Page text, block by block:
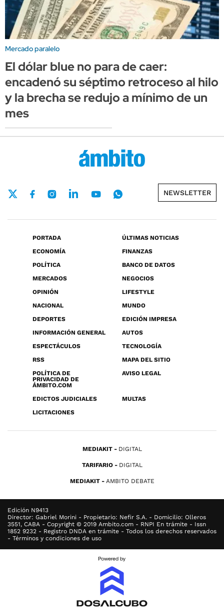
Mercado paralelo
El dólar blue no para de caer:
encadenó su séptimo retroceso al hilo
y la brecha se redujo a mínimo de un
mes
NEWSLETTER
PORTADA
ÚLTIMAS NOTICIAS
ECONOMÍA
FINANZAS
POLÍTICA
BANCO DE DATOS
MERCADOS
NEGOCIOS
OPINIÓN
LIFESTYLE
NACIONAL
MUNDO
DEPORTES
EDICIÓN IMPRESA
INFORMACIÓN GENERAL
AUTOS
ESPECTÁCULOS
TECNOLOGÍA
RSS
MAPA DEL SITIO
POLÍTICA DE
PRIVACIDAD DE
ÁMBITO.COM
AVISO LEGAL
EDICTOS JUDICIALES
MULTAS
LICITACIONES
MEDIAKIT DIGITAL
TARIFARIO DIGITAL
MEDIAKIT AMBITO DEBATE
Edición N9413
Director: Gabriel Morini - Propietario: Nefir S.A. - Domicilio: Olleros
3551, CABA - Copyright © 2019 Ambito.com - RNPI En trámite - Issn
1852 9232 - Registro DNDA en trámite - Todos los derechos reservados
- Términos y condiciones de uso